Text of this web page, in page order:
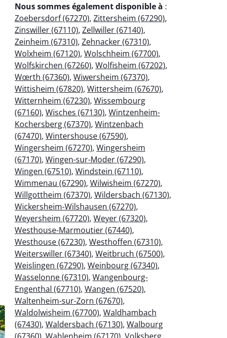
Nous sommes également disponible à :
Zoebersdorf (67270), Zittersheim (67290),
Zinswiller (67110), Zellwiller (67140),
Zeinheim (67310), Zehnacker (67310),
Wolxheim (67120), Wolschheim (67700),
Wolfskirchen (67260), Wolfisheim (67202),
Wœrth (67360), Wiwersheim (67370),
Wittisheim (67820), Wittersheim (67670),
Witternheim (67230), Wissembourg
(67160), Wisches (67130), Wintzenheim-
Kochersberg (67370), Wintzenbach
(67470), Wintershouse (67590),
Wingersheim (67270), Wingersheim
(67170), Wingen-sur-Moder (67290),
Wingen (67510), Windstein (67110),
Wimmenau (67290), Wilwisheim (67270),
Willgottheim (67370), Wildersbach (67130),
Wickersheim-Wilshausen (67270),
Weyersheim (67720), Weyer (67320),
Westhouse-Marmoutier (67440),
Westhouse (67230), Westhoffen (67310),
Weiterswiller (67340), Weitbruch (67500),
Weislingen (67290), Weinbourg (67340),
Wasselonne (67310), Wangenbourg-
Engenthal (67710), Wangen (67520),
Waltenheim-sur-Zorn (67670),
Waldolwisheim (67700), Waldhambach
(67430), Waldersbach (67130), Walbourg